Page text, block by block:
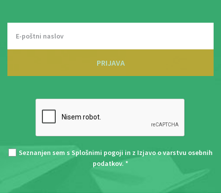
PRIJAVA
Seznanjen sem s Splošnimi pogoji in z Izjavo o varstvu osebnih
podatkov. *